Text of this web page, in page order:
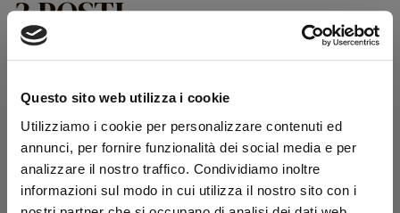
Questo sito web utilizza i cookie
Utilizziamo i cookie per personalizzare contenuti ed
annunci, per fornire funzionalità dei social media e per
analizzare il nostro traffico. Condividiamo inoltre
informazioni sul modo in cui utilizza il nostro sito con i
3 POSTI
Corona 3 Cigars
Marca:
Portasigari da tasca per 3 sigari formato “Corona”. Lavorazione
in pelle nera.
61,00 € IVA inclusa